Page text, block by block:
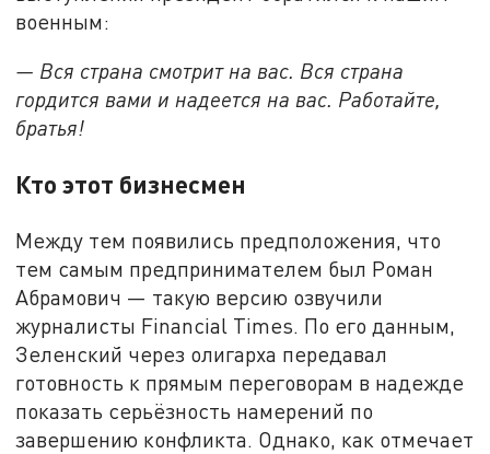
военным:
— Вся страна смотрит на вас. Вся страна
гордится вами и надеется на вас. Работайте,
братья!
Кто этот бизнесмен
Между тем появились предположения, что
тем самым предпринимателем был Роман
Абрамович — такую версию озвучили
журналисты Financial Times. По его данным,
Зеленский через олигарха передавал
готовность к прямым переговорам в надежде
показать серьёзность намерений по
завершению конфликта. Однако, как отмечает